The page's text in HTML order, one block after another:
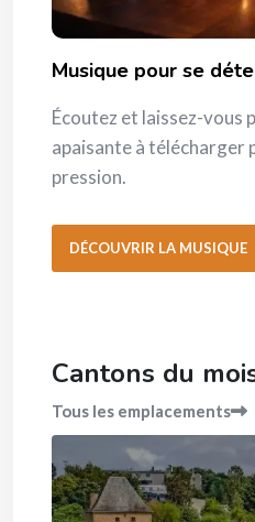
Musique pour se
Écoutez et laissez-vous
apaisante à télécharger
pression.
DÉCOUVRIR LA MUSIQUE
Cantons du
Tous les emplacements